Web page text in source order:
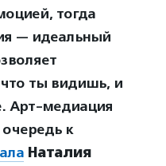
тогда
— идеальный
что ты видишь, и
Арт-медиация
к
Наталия